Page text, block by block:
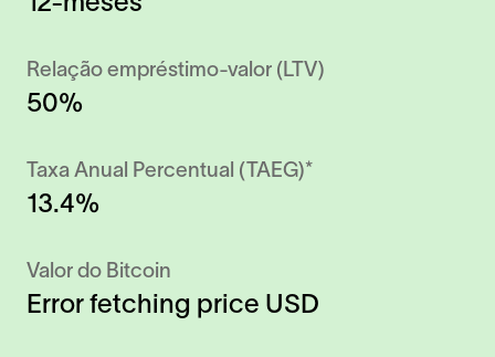
Relação empréstimo-valor (LTV)
50%
Taxa Anual Percentual (TAEG)*
13.4%
Valor do Bitcoin
Error fetching price USD